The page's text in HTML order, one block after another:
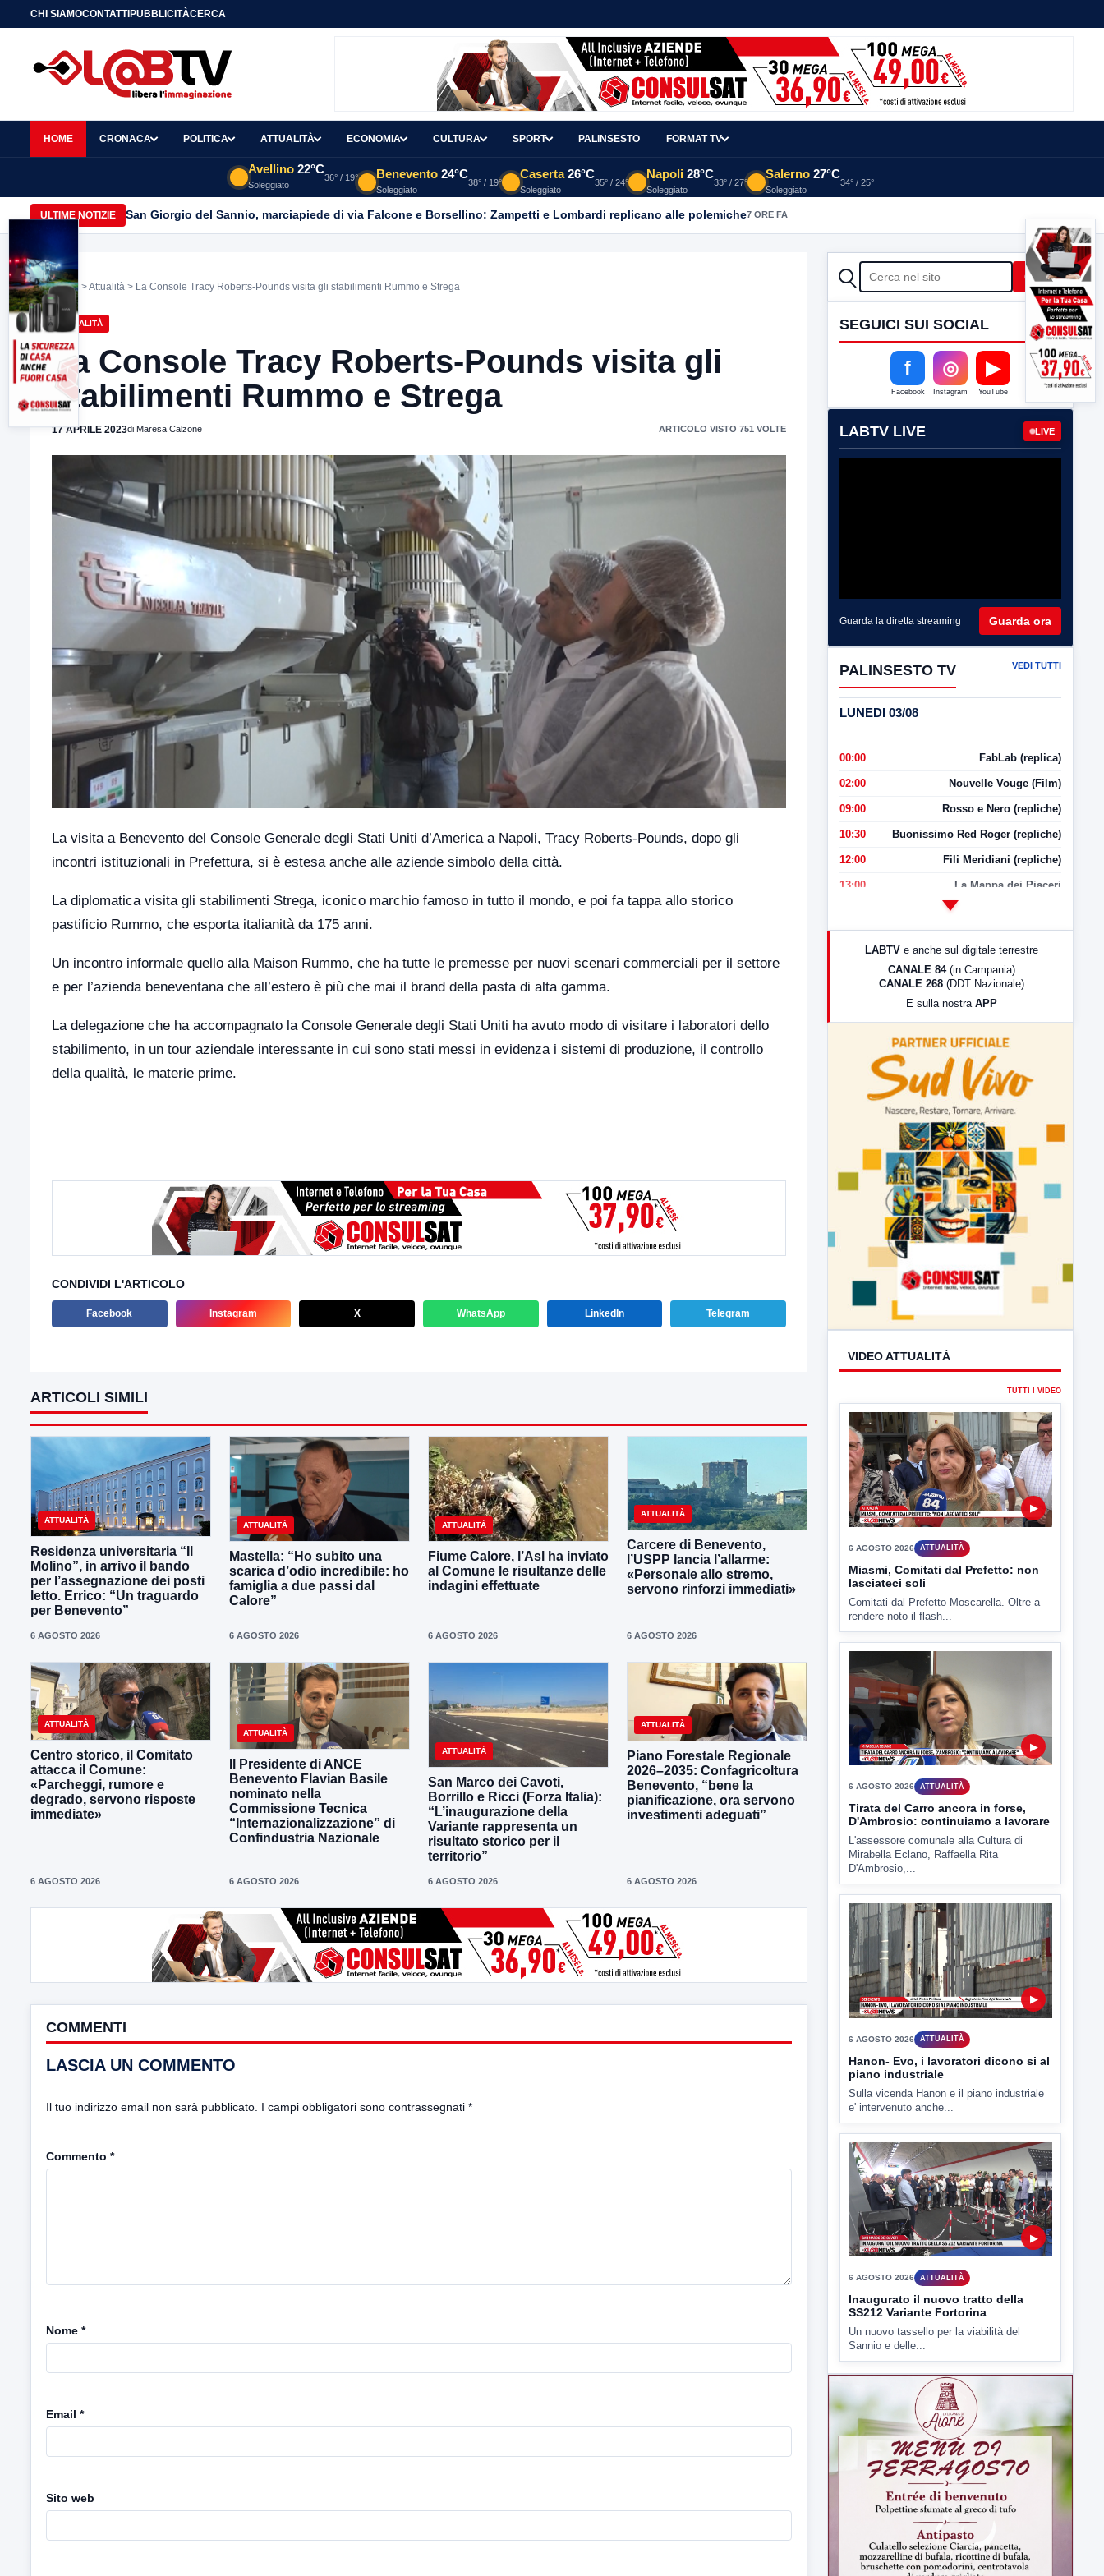
CHI SIAMOCONTATTIPUBBLICITÀCERCA
HOME CRONACA POLITICA ATTUALITÀ ECONOMIA CULTURA SPORT PALINSESTO FORMAT TV
Avellino 22°C
Soleggiato
36° / 19° Benevento 24°C
Soleggiato
38° / 19°
Caserta 26°C
Soleggiato
35° / 24°
Napoli 28°C
Soleggiato
33° / 27°
Salerno 27°C
Soleggiato
34° / 25°
ULTIME NOTIZIE San Giorgio del Sannio, marciapiede di via Falcone e Borsellino: Zampetti e Lombardi replicano alle polemiche7 ORE FA
Home >Attualità > La Console Tracy Roberts-Pounds visita gli stabilimenti Rummo e Strega
ATTUALITÀ
La Console Tracy Roberts-Pounds visita gli
stabilimenti Rummo e Strega
17 APRILE 2023di Maresa Calzone ARTICOLO VISTO 751 VOLTE
La visita a Benevento del Console Generale degli Stati Uniti d’America a Napoli, Tracy Roberts-Pounds, dopo gli
incontri istituzionali in Prefettura, si è estesa anche alle aziende simbolo della città.
La diplomatica visita gli stabilimenti Strega, iconico marchio famoso in tutto il mondo, e poi fa tappa allo storico
pastificio Rummo, che esporta italianità da 175 anni.
Un incontro informale quello alla Maison Rummo, che ha tutte le premesse per nuovi scenari commerciali per il settore
e per l’azienda beneventana che all’estero è più che mai il brand della pasta di alta gamma.
La delegazione che ha accompagnato la Console Generale degli Stati Uniti ha avuto modo di visitare i laboratori dello
stabilimento, in un tour aziendale interessante in cui sono stati messi in evidenza i sistemi di produzione, il controllo
della qualità, le materie prime.
CONDIVIDI L'ARTICOLO
Facebook Instagram X WhatsApp LinkedIn Telegram
ARTICOLI SIMILI
ATTUALITÀ
Residenza universitaria “Il
Molino”, in arrivo il bando
per l’assegnazione dei posti
letto. Errico: “Un traguardo
per Benevento”
6 AGOSTO 2026
ATTUALITÀ
Mastella: “Ho subito una
scarica d’odio incredibile: ho
famiglia a due passi dal
Calore”
6 AGOSTO 2026
ATTUALITÀ
Fiume Calore, l’Asl ha inviato
al Comune le risultanze delle
indagini effettuate
6 AGOSTO 2026
ATTUALITÀ
Carcere di Benevento,
l’USPP lancia l’allarme:
«Personale allo stremo,
servono rinforzi immediati»
6 AGOSTO 2026
ATTUALITÀ
Centro storico, il Comitato
attacca il Comune:
«Parcheggi, rumore e
degrado, servono risposte
immediate»
6 AGOSTO 2026
ATTUALITÀ
Il Presidente di ANCE
Benevento Flavian Basile
nominato nella
Commissione Tecnica
“Internazionalizzazione” di
Confindustria Nazionale
6 AGOSTO 2026
ATTUALITÀ
San Marco dei Cavoti,
Borrillo e Ricci (Forza Italia):
“L’inaugurazione della
Variante rappresenta un
risultato storico per il
territorio”
6 AGOSTO 2026
ATTUALITÀ
Piano Forestale Regionale
2026–2035: Confagricoltura
Benevento, “bene la
pianificazione, ora servono
investimenti adeguati”
6 AGOSTO 2026
COMMENTI
LASCIA UN COMMENTO
Il tuo indirizzo email non sarà pubblicato. I campi obbligatori sono contrassegnati *
Commento *
Nome *
Email *
Sito web
CERCA Cerca
SEGUICI SUI SOCIAL
f
Facebook
◎
Instagram
▶
YouTube
LABTV LIVE LIVE
Guarda la diretta streaming Guarda ora
PALINSESTO TV VEDI TUTTI
LUNEDI 03/08
00:00 FabLab (replica)
02:00 Nouvelle Vouge (Film)
09:00 Rosso e Nero (repliche)
10:30 Buonissimo Red Roger (repliche)
12:00 Fili Meridiani (repliche)
13:00 La Mappa dei Piaceri
LabNews (Diretta)
LabNews (replica)
LABTV e anche sul digitale terrestre
CANALE 84 (in Campania)
CANALE 268 (DDT Nazionale)
E sulla nostra APP
TUTTI I VIDEO
▶
6 AGOSTO 2026 ATTUALITÀ
Miasmi, Comitati dal Prefetto: non
lasciateci soli
Comitati dal Prefetto Moscarella. Oltre a
rendere noto il flash...
6 AGOSTO 2026 ATTUALITÀ
Tirata del Carro ancora in forse,
D'Ambrosio: continuiamo a lavorare
L'assessore comunale alla Cultura di
Mirabella Eclano, Raffaella Rita
D'Ambrosio,...
▶
6 AGOSTO 2026 ATTUALITÀ
Hanon- Evo, i lavoratori dicono si al
piano industriale
Sulla vicenda Hanon e il piano industriale
e' intervenuto anche...
▶
6 AGOSTO 2026 ATTUALITÀ
Inaugurato il nuovo tratto della
SS212 Variante Fortorina
Un nuovo tassello per la viabilità del
Sannio e delle...